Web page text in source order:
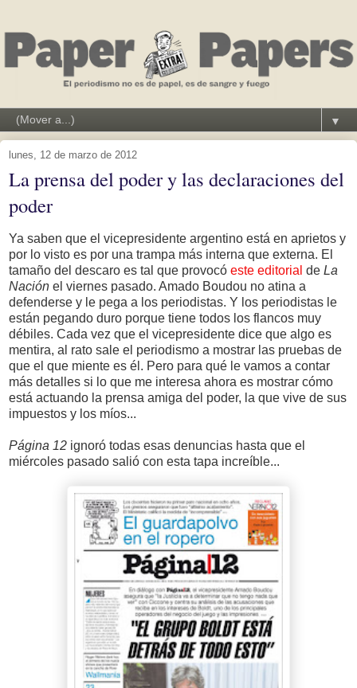
▼
lunes, 12 de marzo de 2012
La prensa del poder y las declaraciones del
poder
Ya saben que el vicepresidente argentino está en aprietos y
por lo visto es por una trampa más interna que externa. El
tamaño del descaro es tal que provocó este editorial de La
Nación el viernes pasado. Amado Boudou no atina a
defenderse y le pega a los periodistas. Y los periodistas le
están pegando duro porque tiene todos los flancos muy
débiles. Cada vez que el vicepresidente dice que algo es
mentira, al rato sale el periodismo a mostrar las pruebas de
que el que miente es él. Pero para qué le vamos a contar
más detalles si lo que me interesa ahora es mostrar cómo
está actuando la prensa amiga del poder, la que vive de sus
impuestos y los míos...
Página 12 ignoró todas esas denuncias hasta que el
miércoles pasado salió con esta tapa increíble...